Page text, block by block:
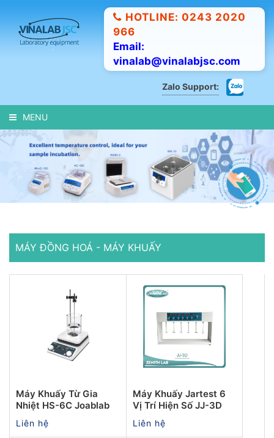
HOTLINE: 0243 2020
966
Email:
vinalab@vinalabjsc.com
Zalo Support:
MENU
MÁY ĐỒNG HOÁ - MÁY KHUẤY
Máy Khuấy Từ Gia
Nhiệt HS-6C Joablab
Liên hệ
Máy Khuấy Jartest 6
Vị Trí Hiện Số JJ-3D
Liên hệ